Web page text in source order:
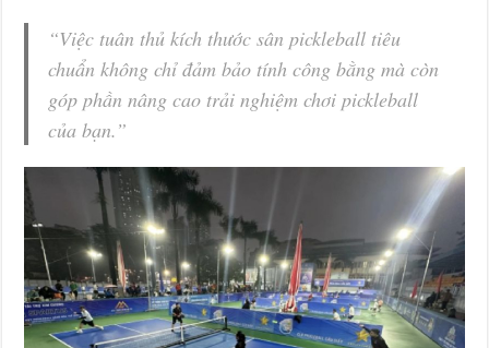
“Việc tuân thủ kích thước sân pickleball tiêu
chuẩn không chỉ đảm bảo tính công bằng mà còn
góp phần nâng cao trải nghiệm chơi pickleball
của bạn.”